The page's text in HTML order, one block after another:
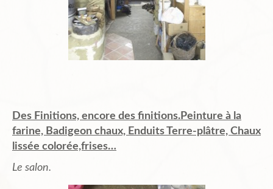
Des Finitions, encore des finitions.Peinture à la
farine, Badigeon chaux, Enduits Terre-plâtre, Chaux
lissée colorée,frises…
Le salon.